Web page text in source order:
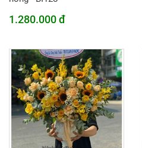
1.280.000 đ